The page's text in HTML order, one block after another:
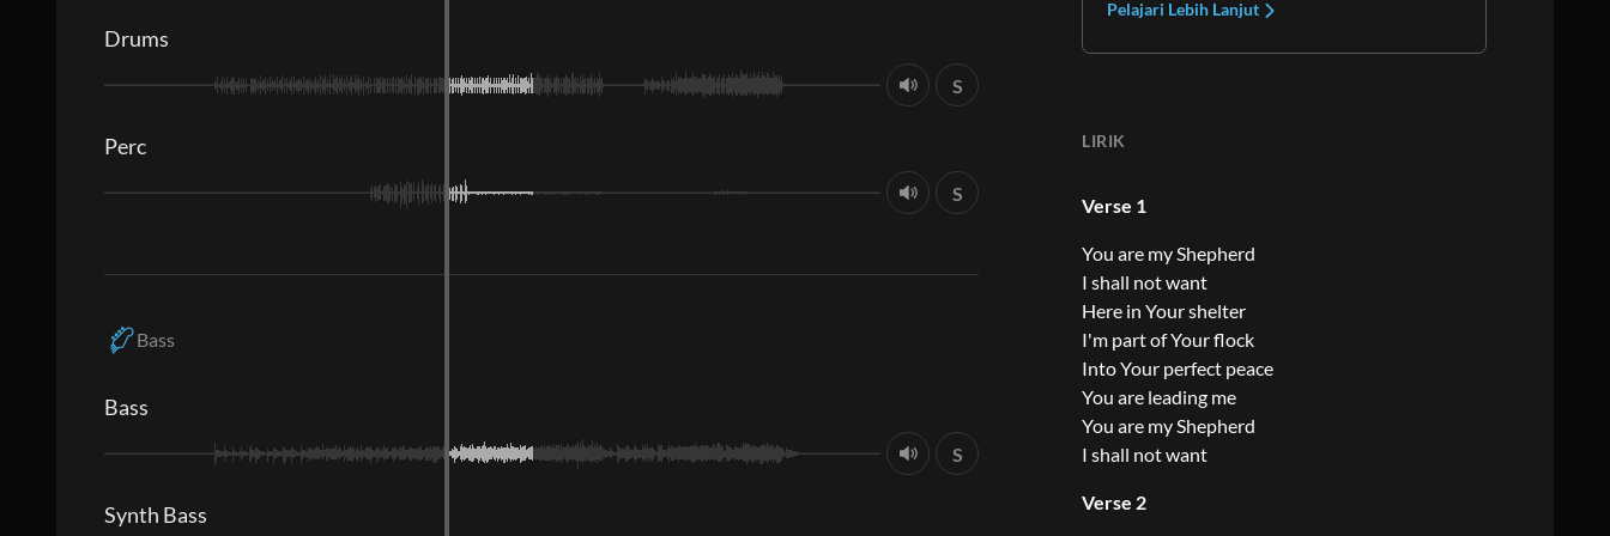
Pelajari Lebih Lanjut
LIRIK
Verse 1
You are my Shepherd
I shall not want
Here in Your shelter
I'm part of Your flock
Into Your perfect peace
You are leading me
You are my Shepherd
I shall not want
Verse 2
Drums
S
Perc
S
Bass
Bass
S
Synth Bass